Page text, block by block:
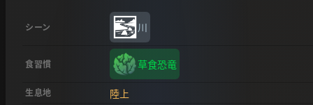
シーン 川
食習慣 草食恐竜
生息地 陸上